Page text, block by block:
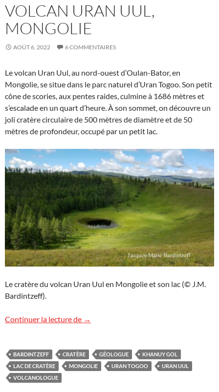
VOLCAN URAN UUL,
MONGOLIE
AOÛT 6, 2022 6 COMMENTAIRES
Le volcan Uran Uul, au nord-ouest d’Oulan-Bator, en
Mongolie, se situe dans le parc naturel d’Uran Togoo. Son petit
cône de scories, aux pentes raides, culmine à 1686 mètres et
s’escalade en un quart d’heure. À son sommet, on découvre un
joli cratère circulaire de 500 mètres de diamètre et de 50
mètres de profondeur, occupé par un petit lac.
Le cratère du volcan Uran Uul en Mongolie et son lac (© J.M.
Bardintzeff).
Continuer la lecture de Volcan Uran Uul, Mongolie
→
BARDINTZEFF CRATÈRE GÉOLOGUE
KHANUY GOL
LAC DE CRATÈRE
MONGOLIE URAN TOGOO
URAN UUL
VOLCANOLOGUE